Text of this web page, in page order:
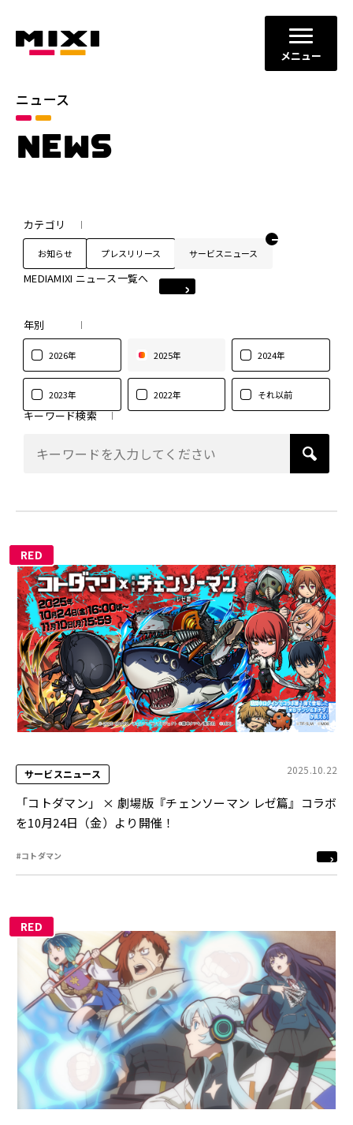
メニュー
ニュース
NEWS
カテゴリ
お知らせ プレスリリース サービスニュース
MEDIAMIXI ニュース一覧へ
年別
2026年 2025年 2024年
2023年 2022年 それ以前
キーワード検索
RED
サービスニュース 2025.10.22
「コトダマン」 × 劇場版『チェンソーマン レゼ篇』コラボ
を10月24日（金）より開催！
#コトダマン
RED